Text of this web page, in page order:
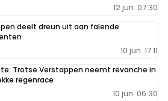
12 jun. 07:30
deelt dreun uit aan falende
10 jun. 17:11
Trotse Verstappen neemt revanche in
regenrace
10 jun. 06:30